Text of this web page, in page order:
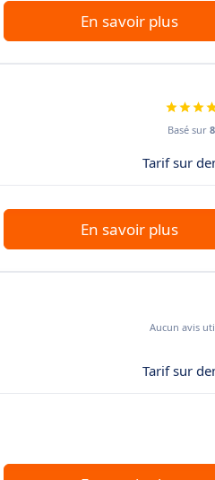
En savoir plus
Basé sur
Tarif sur
En savoir plus
Aucun avis
Tarif sur